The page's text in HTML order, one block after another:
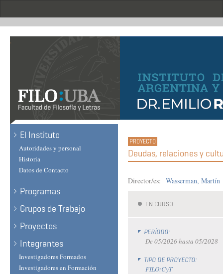
.
El Instituto
Autoridades y personal
Historia
Datos de Contacto
Programas
Grupos de Trabajo
Proyectos
Integrantes
Investigadores Formados
Investigadores en Formación
Deudas, relaciones y
Director/es: Wasserman, Martín
EN CURSO
PERÍODO:
De 05/2026 hasta 05/2028
TIPO DE PROYECTO:
FILO:CyT